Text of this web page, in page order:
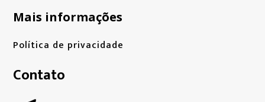
Mais informações
Política de privacidade
Contato